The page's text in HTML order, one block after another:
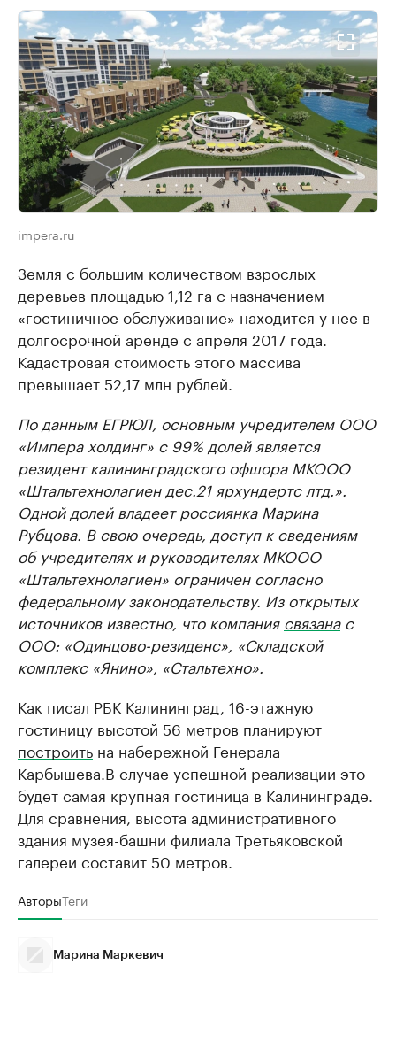
impera.ru
Земля с большим количеством взрослых
деревьев площадью 1,12 га с назначением
«гостиничное обслуживание» находится у нее в
долгосрочной аренде с апреля 2017 года.
Кадастровая стоимость этого массива
превышает 52,17 млн рублей.
По данным ЕГРЮЛ, основным учредителем ООО
«Импера холдинг» с 99% долей является
резидент калининградского офшора МКООО
«Штальтехнолагиен дес.21 ярхундертс лтд.».
Одной долей владеет россиянка Марина
Рубцова. В свою очередь, доступ к сведениям
об учредителях и руководителях МКООО
«Штальтехнолагиен» ограничен согласно
федеральному законодательству. Из открытых
источников известно, что компаниясвязанас
ООО: «Одинцово-резиденс», «Складской
комплекс «Янино», «Стальтехно».
Как писал РБК Калининград, 16-этажную
гостиницу высотой 56 метров планируют
построить на набережной Генерала
Карбышева.В случае успешной реализации это
будет самая крупная гостиница в Калининграде.
Для сравнения, высота административного
здания музея-башни филиала Третьяковской
галереи составит 50 метров.
АвторыТеги
Марина Маркевич